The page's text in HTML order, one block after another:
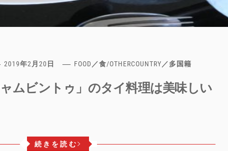
2019年2月20日 FOOD／食/OTHERCOUNTRY／多国籍
ムビントゥ」のタイ料理は美味しい
続きを読む